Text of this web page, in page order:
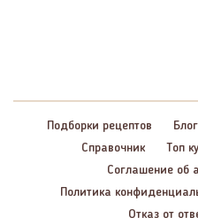
Подборки рецептов
Справочник
Топ
Соглашение об
Политика
Отказ от